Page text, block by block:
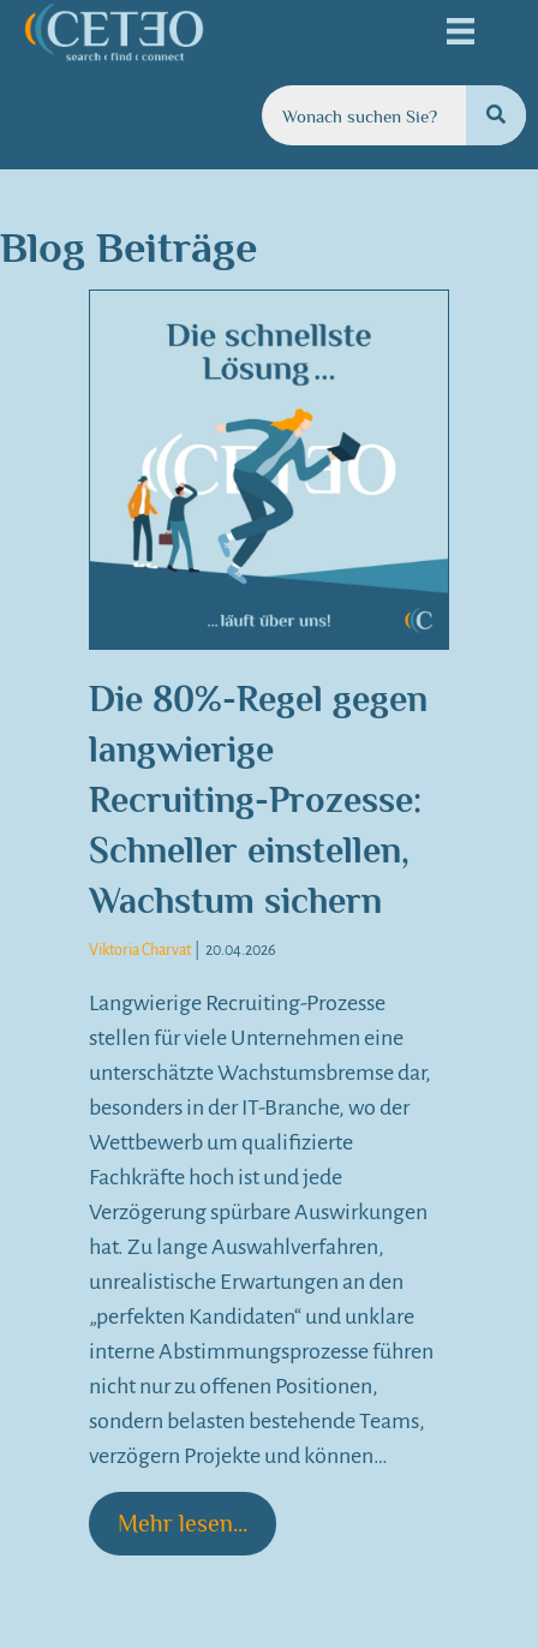
Blog Beiträge
Die 80%-Regel gegen
langwierige
Recruiting-Prozesse:
Schneller einstellen,
Wachstum sichern
Viktoria Charvat 20.04.2026
Langwierige Recruiting-Prozesse
stellen für viele Unternehmen eine
unterschätzte Wachstumsbremse dar,
besonders in der IT-Branche, wo der
Wettbewerb um qualifizierte
Fachkräfte hoch ist und jede
Verzögerung spürbare Auswirkungen
hat. Zu lange Auswahlverfahren,
unrealistische Erwartungen an den
„perfekten Kandidaten“ und unklare
interne Abstimmungsprozesse führen
nicht nur zu offenen Positionen,
sondern belasten bestehende Teams,
verzögern Projekte und können…
Mehr lesen...